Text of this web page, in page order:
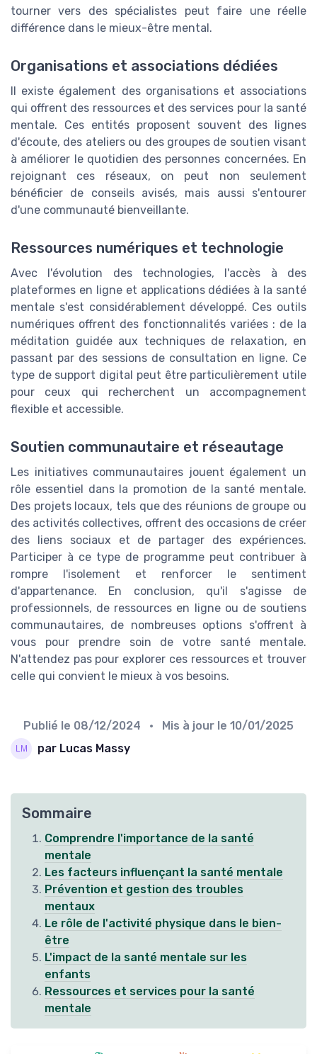
tourner vers des spécialistes peut faire une réelle
différence dans le mieux-être mental.
Organisations et associations dédiées
Il existe également des organisations et associations
qui offrent des ressources et des services pour la santé
mentale. Ces entités proposent souvent des lignes
d'écoute, des ateliers ou des groupes de soutien visant
à améliorer le quotidien des personnes concernées. En
rejoignant ces réseaux, on peut non seulement
bénéficier de conseils avisés, mais aussi s'entourer
d'une communauté bienveillante.
Ressources numériques et technologie
Avec l'évolution des technologies, l'accès à des
plateformes en ligne et applications dédiées à la santé
mentale s'est considérablement développé. Ces outils
numériques offrent des fonctionnalités variées : de la
méditation guidée aux techniques de relaxation, en
passant par des sessions de consultation en ligne. Ce
type de support digital peut être particulièrement utile
pour ceux qui recherchent un accompagnement
flexible et accessible.
Soutien communautaire et réseautage
Les initiatives communautaires jouent également un
rôle essentiel dans la promotion de la santé mentale.
Des projets locaux, tels que des réunions de groupe ou
des activités collectives, offrent des occasions de créer
des liens sociaux et de partager des expériences.
Participer à ce type de programme peut contribuer à
rompre l'isolement et renforcer le sentiment
d'appartenance. En conclusion, qu'il s'agisse de
professionnels, de ressources en ligne ou de soutiens
communautaires, de nombreuses options s'offrent à
vous pour prendre soin de votre santé mentale.
N'attendez pas pour explorer ces ressources et trouver
celle qui convient le mieux à vos besoins.
Publié le 08/12/2024 • Mis à jour le 10/01/2025
par Lucas Massy
Sommaire
Comprendre l'importance de la santé
mentale
Les facteurs influençant la santé mentale
Prévention et gestion des troubles
mentaux
Le rôle de l'activité physique dans le bien-
être
L'impact de la santé mentale sur les
enfants
Ressources et services pour la santé
mentale